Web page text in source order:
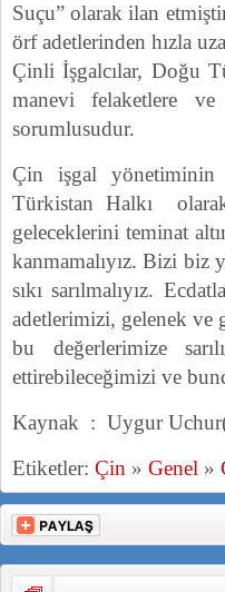
Suçu” olarak ilan
örf adetlerinden hızla
Çinli İşgalcılar, Doğu
manevi felaketlere
sorumlusudur.
Çin işgal yönetiminin
Türkistan Halkı
geleceklerini teminat
kanmamalıyız. Bizi biz
sıkı sarılmalıyız.
adetlerimizi, gelenek ve
bu değerlerimize
ettirebileceğimizi ve
Kaynak : Uygur
Etiketler: Çin » Genel »